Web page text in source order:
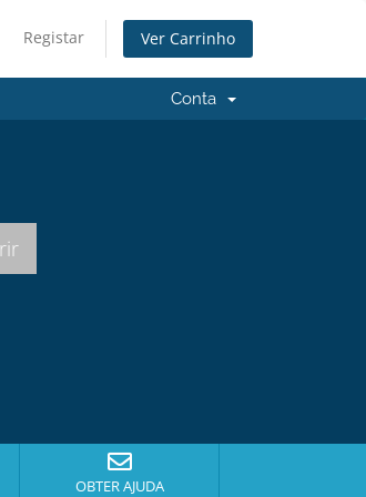
Registar Ver Carrinho
Conta
OBTER AJUDA